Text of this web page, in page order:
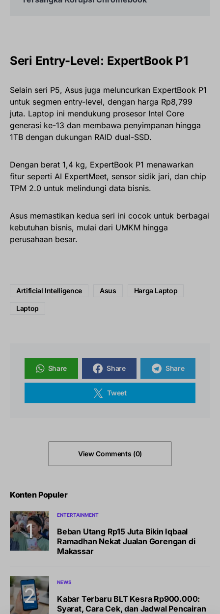
Seri Entry-Level: ExpertBook P1
Selain seri P5, Asus juga meluncurkan ExpertBook P1
untuk segmen entry-level, dengan harga Rp8,799
juta. Laptop ini mendukung prosesor Intel Core
generasi ke-13 dan membawa penyimpanan hingga
1TB dengan dukungan RAID dual-SSD.
Dengan berat 1,4 kg, ExpertBook P1 menawarkan
fitur seperti AI ExpertMeet, sensor sidik jari, dan chip
TPM 2.0 untuk melindungi data bisnis.
Asus memastikan kedua seri ini cocok untuk berbagai
kebutuhan bisnis, mulai dari UMKM hingga
perusahaan besar.
Artificial Intelligence Asus Harga Laptop
Laptop
Share Share Share
Tweet
View Comments (0)
Konten Populer
ENTERTAINMENT
Beban Utang Rp15 Juta Bikin Iqbaal
Ramadhan Nekat Jualan Gorengan di
Makassar
NEWS
Kabar Terbaru BLT Kesra Rp900.000:
Syarat, Cara Cek, dan Jadwal Pencairan